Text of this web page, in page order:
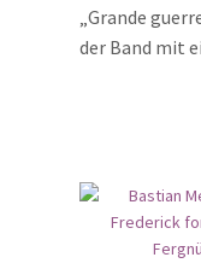
„Grande
der Band mit